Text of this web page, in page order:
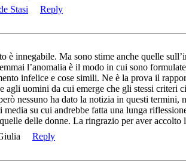
Stasi Reply
è innegabile. Ma sono stime anche quelle
l’anomalia è il modo in cui sono
infelice e cose simili. Ne è la prova il
agli uomini da cui emerge che gli stessi
nessuno ha dato la notizia in questi termini,
media su cui andrebbe fatta una lunga
delle donne. La ringrazio per aver accolto
Reply